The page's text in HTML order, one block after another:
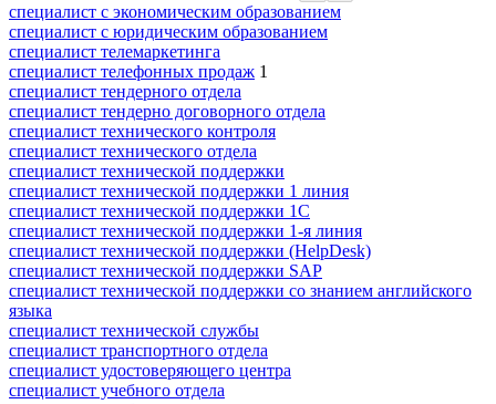
специалист с экономическим образованием
специалист с юридическим образованием
специалист телемаркетинга
специалист телефонных продаж 1
специалист тендерного отдела
специалист тендерно договорного отдела
специалист технического контроля
специалист технического отдела
специалист технической поддержки
специалист технической поддержки 1 линия
специалист технической поддержки 1С
специалист технической поддержки 1-я линия
специалист технической поддержки (HelpDesk)
специалист технической поддержки SAP
специалист технической поддержки со знанием английского
языка
специалист технической службы
специалист транспортного отдела
специалист удостоверяющего центра
специалист учебного отдела